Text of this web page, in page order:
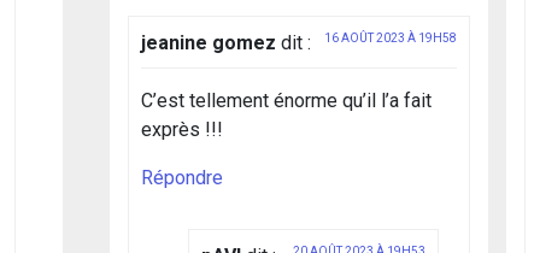
jeanine gomez dit : 16 AOÛT 2023 À 19H58
C’est tellement énorme qu’il l’a fait
exprès !!!
Répondre